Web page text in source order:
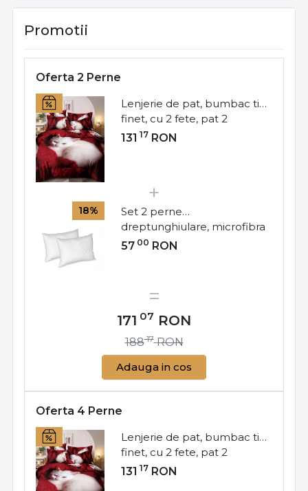
Promotii
Oferta 2 Perne
Lenjerie de pat, bumbac tip
finet, cu 2 fete, pat 2
persoane, 6 piese, FNJ-279
131 17 RON
18%
Set 2 perne
dreptunghiulare, microfibra
matlasata, 50x70 cm, alb,
57 00 RON
171 07 RON
18817 RON
Adauga in cos
Oferta 4 Perne
Lenjerie de pat, bumbac tip
finet, cu 2 fete, pat 2
persoane, 6 piese, FNJ-279
131 17 RON